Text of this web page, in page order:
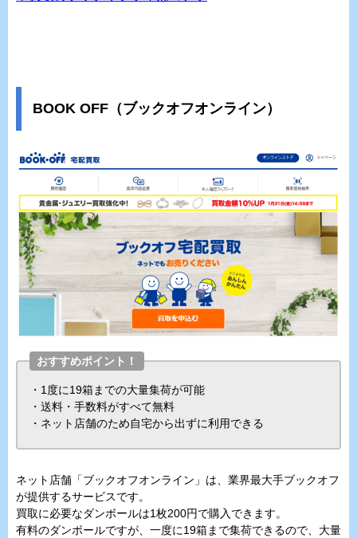
BOOK OFF（ブックオフオンライン）
おすすめポイント！
・1度に19箱までの大量集荷が可能
・送料・手数料がすべて無料
・ネット店舗のため自宅から出ずに利用できる
ネット店舗「ブックオフオンライン」は、業界最大手ブックオフ
が提供するサービスです。
買取に必要なダンボールは1枚200円で購入できます。
有料のダンボールですが、一度に19箱まで集荷できるので、大量